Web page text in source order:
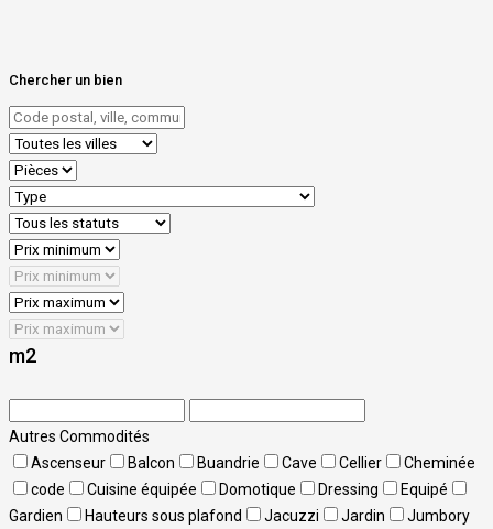
Chercher un bien
m2
Autres Commodités
Ascenseur
Balcon Buandrie Cave Cellier
Cheminée
code
Cuisine équipée Domotique Dressing
Equipé
Gardien
Hauteurs sous plafond Jacuzzi Jardin
Jumbory